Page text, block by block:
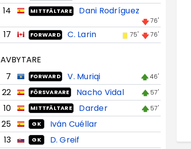
14
MITTFÄLTARE Dani Rodríguez
76'
17 FORWARD C. Larin 75' 76'
AVBYTARE
7
FORWARD V. Muriqi 46'
22 FÖRSVARARE Nacho Vidal 57'
10 MITTFÄLTARE Darder 57'
25 GK
Iván Cuéllar
13
GK
D. Greif